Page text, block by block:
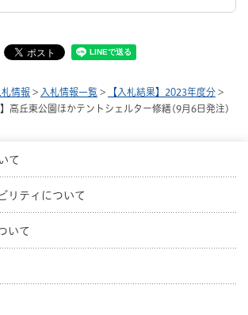
札情報 > 入札情報一覧 > 【入札結果】2023年度分 >
】高丘東公園ほかテントシェルター修繕(9月6日発注)
て
リティについて
いて